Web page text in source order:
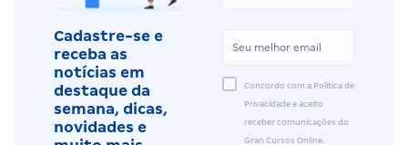
Cadastre-se e
receba as
notícias em
destaque da
semana, dicas,
novidades e
Concordo com a Política de
Privacidade e aceito
receber comunicações do
Gran Cursos Online.